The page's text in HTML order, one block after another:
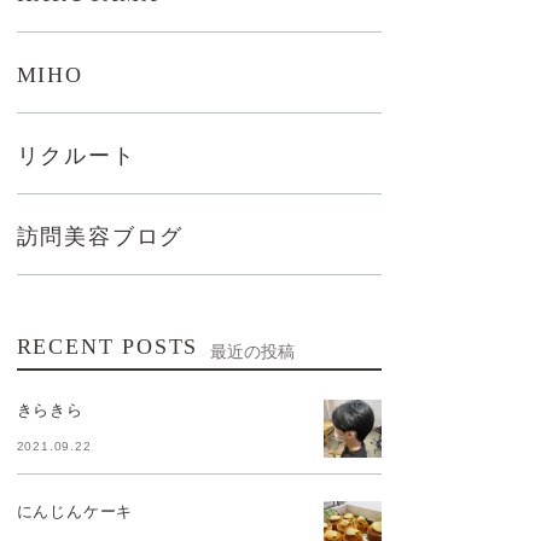
MIHO
リクルート
訪問美容ブログ
RECENT POSTS 最近の投稿
きらきら
2021.09.22
にんじんケーキ